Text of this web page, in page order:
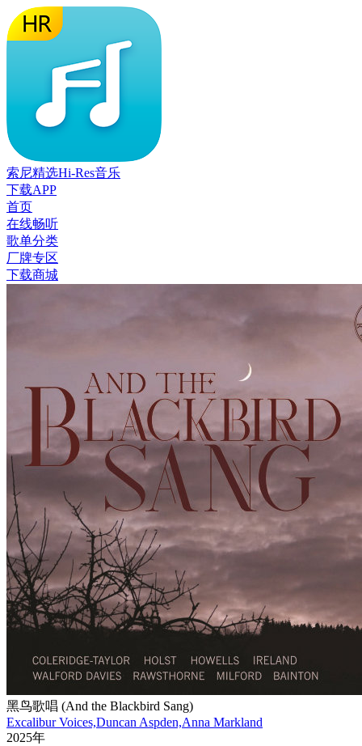
索尼精选Hi-Res音乐
下载APP
首页
在线畅听
歌单分类
厂牌专区
下载商城
黑鸟歌唱 (And the Blackbird Sang)
Excalibur Voices,Duncan Aspden,Anna Markland
2025年